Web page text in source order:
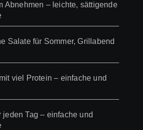
Abnehmen – leichte, sättigende
Salate für Sommer, Grillabend
viel Protein – einfache und
Tag – einfache und